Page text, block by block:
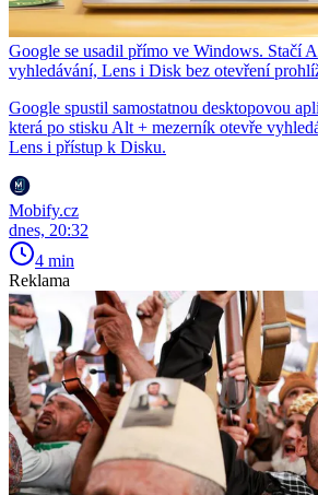
Google se usadil přímo ve Windows. Stačí
vyhledávání, Lens i Disk bez otevření
Google spustil samostatnou desktopovou
která po stisku Alt + mezerník otevře
Lens i přístup k Disku.
Mobify.cz
dnes, 20:32
4 min
Reklama